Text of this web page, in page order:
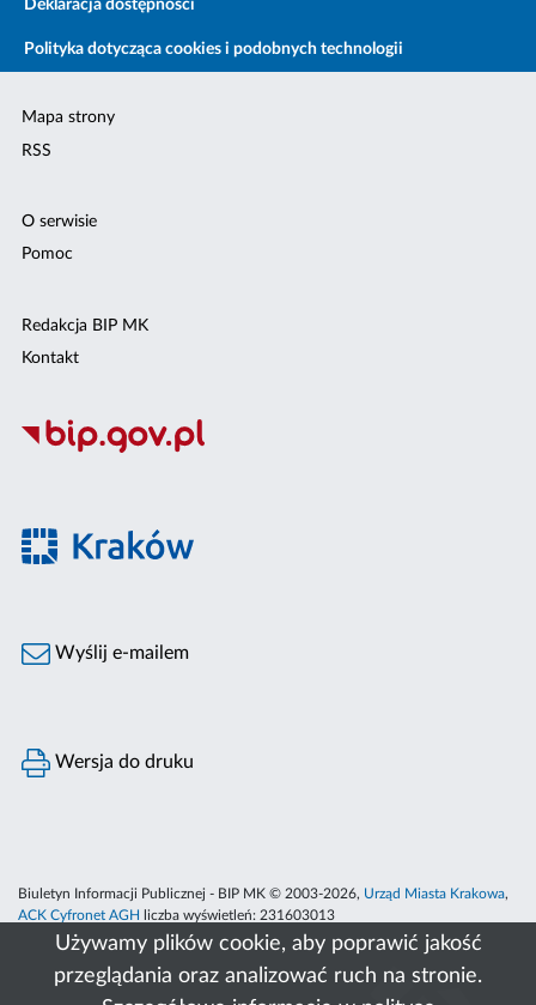
Używamy plików cookie, aby poprawić jakość
przeglądania oraz analizować ruch na stronie.
Deklaracja dostępności
Polityka dotycząca cookies i podobnych technologii
Mapa strony
RSS
O serwisie
Pomoc
Redakcja BIP MK
Kontakt
Wyślij e-mailem
Wersja do druku
Biuletyn Informacji Publicznej - BIP MK © 2003-2026, Urząd Miasta Krakowa,
ACK Cyfronet AGH
liczba wyświetleń: 231603013